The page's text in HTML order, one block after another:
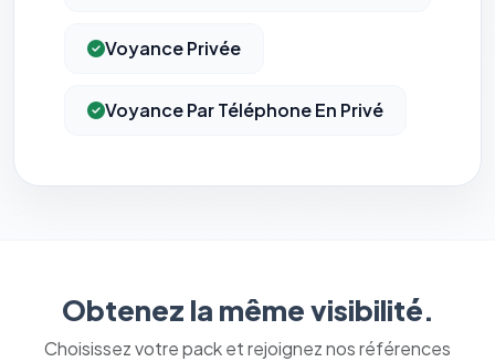
Voyance Privée
Voyance Par Téléphone En Privé
Obtenez la même visibilité.
Choisissez votre pack et rejoignez nos références